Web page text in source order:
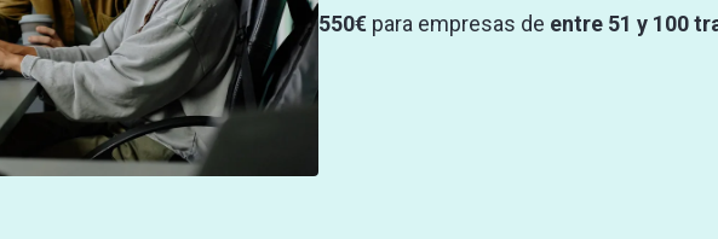
550€para empresas de entre 51 y 100